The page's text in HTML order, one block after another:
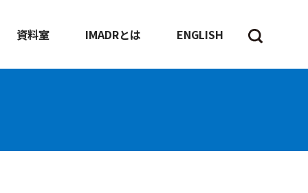
資料室 IMADRとは ENGLISH